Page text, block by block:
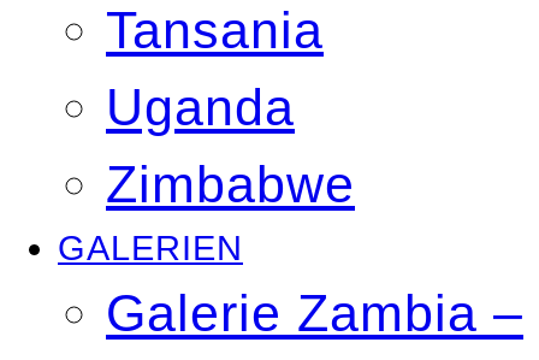
Tansania
Uganda
Zimbabwe
GALERIEN
Galerie Zambia –